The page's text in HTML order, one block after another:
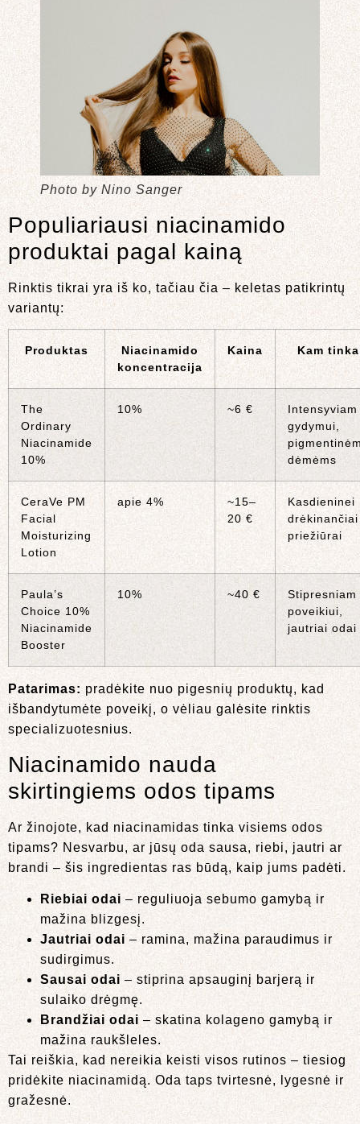
Photo by Nino Sanger
Populiariausi niacinamido
produktai pagal kainą
Rinktis tikrai yra iš ko, tačiau čia – keletas patikrintų
variantų:
Produktas
Niacinamido
koncentracija
Kaina Kam tinka
The
Ordinary
Niacinamide
10%
10% ~6 €
Intensyviam
gydymui,
dėmėms
CeraVe PM
Facial
Moisturizing
Lotion
apie 4%
~15–
20 €
Kasdieninei
drėkinančiai
priežiūrai
Paula’s
Choice 10%
Niacinamide
Booster
10% ~40 €
Stipresniam
poveikiui,
jautriai odai
Patarimas: pradėkite nuo pigesnių produktų, kad
išbandytumėte poveikį, o vėliau galėsite rinktis
specializuotesnius.
Niacinamido nauda
skirtingiems odos tipams
Ar žinojote, kad niacinamidas tinka visiems odos
tipams? Nesvarbu, ar jūsų oda sausa, riebi, jautri ar
brandi – šis ingredientas ras būdą, kaip jums padėti.
Riebiai odai – reguliuoja sebumo gamybą ir
mažina blizgesį.
Jautriai odai – ramina, mažina paraudimus ir
sudirgimus.
Sausai odai – stiprina apsauginį barjerą ir
sulaiko drėgmę.
Brandžiai odai – skatina kolageno gamybą ir
mažina raukšleles.
Tai reiškia, kad nereikia keisti visos rutinos – tiesiog
pridėkite niacinamidą. Oda taps tvirtesnė, lygesnė ir
gražesnė.